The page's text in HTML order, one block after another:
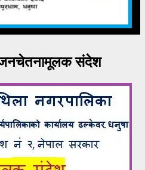
जनचेतनामूलक संदेश